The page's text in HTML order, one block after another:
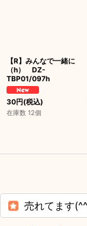
【R】みんなで一緒に
（h） DZ-
TBP01/097h
30円(税込)
在庫数 12個
売れてます